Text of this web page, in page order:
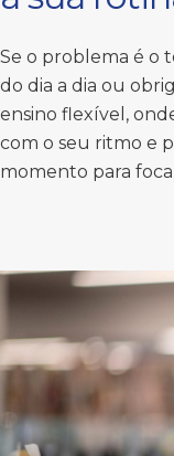
Se o problema é o
do dia a dia ou
ensino flexível,
com o seu ritmo e
momento para